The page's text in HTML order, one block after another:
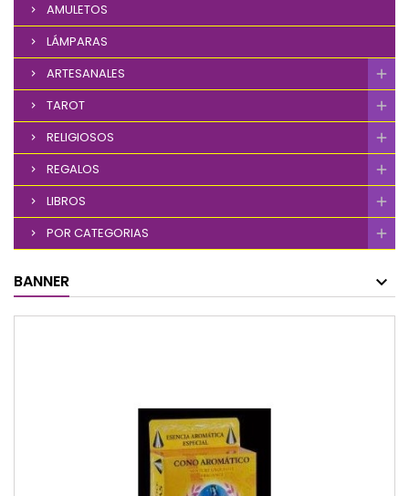
AMULETOS
LÁMPARAS
ARTESANALES
TAROT
RELIGIOSOS
REGALOS
LIBROS
POR CATEGORIAS
BANNER